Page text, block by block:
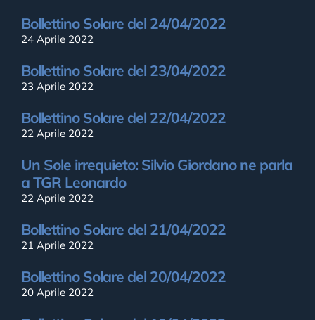
Bollettino Solare del 24/04/2022
24 Aprile 2022
Bollettino Solare del 23/04/2022
23 Aprile 2022
Bollettino Solare del 22/04/2022
22 Aprile 2022
Un Sole irrequieto: Silvio Giordano ne parla
a TGR Leonardo
22 Aprile 2022
Bollettino Solare del 21/04/2022
21 Aprile 2022
Bollettino Solare del 20/04/2022
20 Aprile 2022